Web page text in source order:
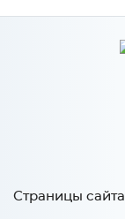
Производитель
Страницы сайта